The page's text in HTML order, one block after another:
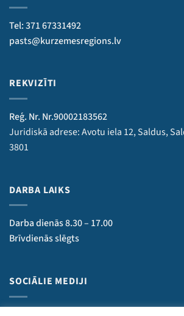
Tel: 371 67331492
pasts@kurzemesregions.lv
REKVIZĪTI
Reģ. Nr. Nr.90002183562
Juridiskā adrese: Avotu iela 12, Saldus,
3801
DARBA LAIKS
Darba dienās 8.30 – 17.00
Brīvdienās slēgts
SOCIĀLIE MEDIJI